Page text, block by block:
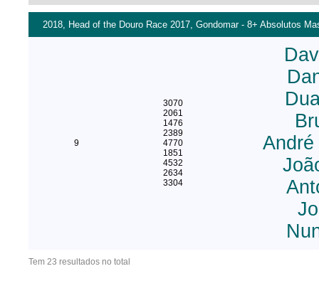
2018, Head of the Douro Race 2017, Gondomar - 8+ Absolutos
9
3070
2061
1476
2389
4770
1851
4532
2634
3304
Tem 23 resultados no total